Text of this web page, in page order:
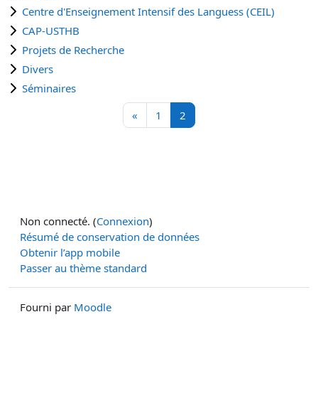
Centre d'Enseignement Intensif des Languess (CEIL)
CAP-USTHB
Projets de Recherche
Divers
Séminaires
« Page précédente
1 Page 1
2
Non connecté. (Connexion)
Résumé de conservation de données
Obtenir l’app mobile
Passer au thème standard
Fourni par Moodle